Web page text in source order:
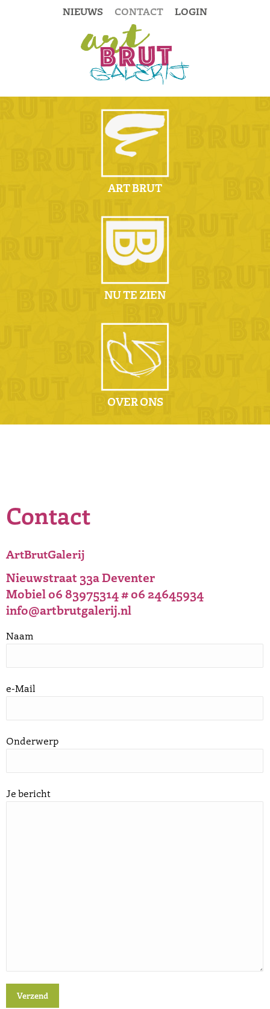
NIEUWS CONTACT LOGIN
ART BRUT
NU TE ZIEN
OVER ONS
Contact
ArtBrutGalerij
Nieuwstraat 33a Deventer
Mobiel 06 83975314 # 06 24645934
info@artbrutgalerij.nl
Naam
e-Mail
Onderwerp
Je bericht